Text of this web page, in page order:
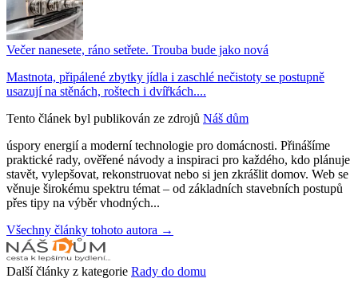
Večer nanesete, ráno setřete. Trouba bude jako nová
Mastnota, připálené zbytky jídla i zaschlé nečistoty se postupně
usazují na stěnách, roštech i dvířkách....
Tento článek byl publikován ze zdrojů Náš dům
úspory energií a moderní technologie pro domácnosti. Přinášíme
praktické rady, ověřené návody a inspiraci pro každého, kdo plánuje
stavět, vylepšovat, rekonstruovat nebo si jen zkrášlit domov. Web se
věnuje širokému spektru témat – od základních stavebních postupů
přes tipy na výběr vhodných...
Všechny články tohoto autora →
Další články z kategorie Rady do domu